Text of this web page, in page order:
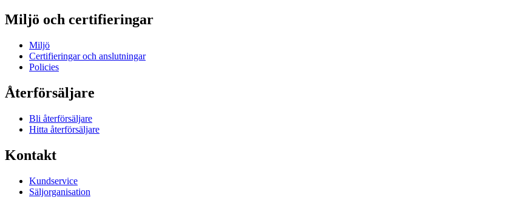
Miljö och certifieringar
Miljö
Certifieringar och anslutningar
Policies
Återförsäljare
Bli återförsäljare
Hitta återförsäljare
Kontakt
Kundservice
Säljorganisation